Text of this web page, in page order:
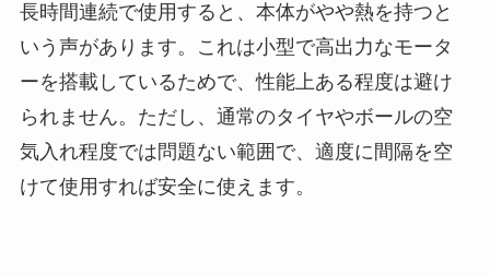
長時間連続で使用すると、本体がやや熱を持つと
いう声があります。これは小型で高出力なモータ
ーを搭載しているためで、性能上ある程度は避け
られません。ただし、通常のタイヤやボールの空
気入れ程度では問題ない範囲で、適度に間隔を空
けて使用すれば安全に使えます。